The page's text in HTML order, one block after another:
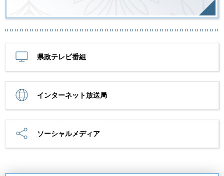
県政テレビ番組
インターネット放送局
ソーシャルメディア